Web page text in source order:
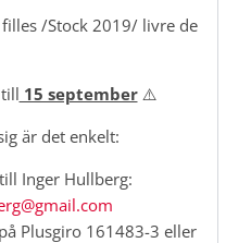
filles /Stock 2019/ livre de
15 september⚠️
är det enkelt:
Inger Hullberg:
Plusgiro 161483-3 eller